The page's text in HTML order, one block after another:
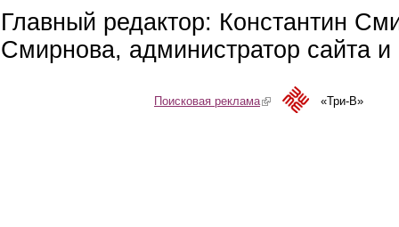
Главный редактор: Константин
Смирнова, администратор сайта
Поисковая реклама(link is external)«Три-В»